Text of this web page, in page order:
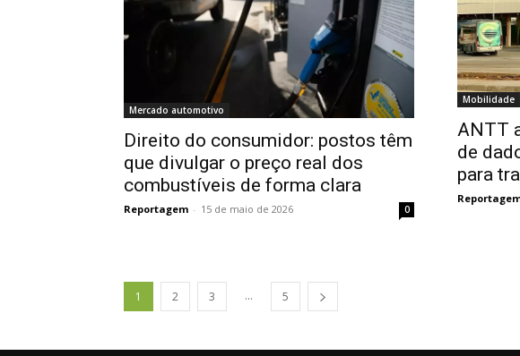
Mercado automotivo
Direito do consumidor: postos têm
que divulgar o preço real dos
combustíveis de forma clara
Reportagem - 15 de maio de 2026 0
Mobilidade
ANTT
de
para
1 2 3 ... 5